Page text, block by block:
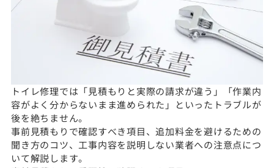
トイレ修理では「見積もりと実際の請求が違う」「作業内
容がよく分からないまま進められた」といったトラブルが
後を絶ちません。
事前見積もりで確認すべき項目、追加料金を避けるための
聞き方のコツ、工事内容を説明しない業者への注意点につ
いて解説します。